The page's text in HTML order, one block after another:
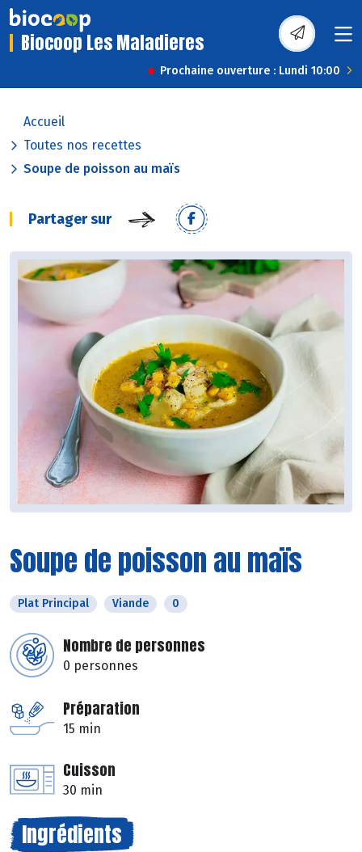
Biocoop Les Maladieres
Prochaine ouverture : Lundi 10:00
Accueil
Toutes nos recettes
Soupe de poisson au maïs
Partager sur
Soupe de poisson au maïs
Plat Principal Viande 0
Nombre de personnes
0 personnes
Préparation
15 min
Cuisson
30 min
Ingrédients